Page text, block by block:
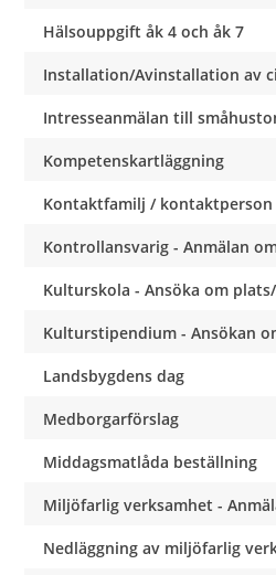
Hälsouppgift åk 4 och åk 7
Installation/Avinstallation av
Intresseanmälan till
Kompetenskartläggning
Kontaktfamilj / kontaktperson
Kontrollansvarig - Anmälan
Kulturskola - Ansöka om
Kulturstipendium - Ansökan
Landsbygdens dag
Medborgarförslag
Middagsmatlåda beställning
Miljöfarlig verksamhet -
Nedläggning av miljöfarlig